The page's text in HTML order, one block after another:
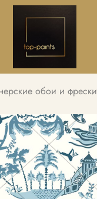
обои и фрески